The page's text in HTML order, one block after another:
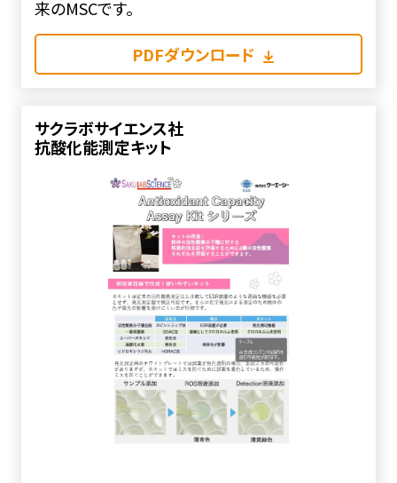
来のMSCです。
PDFダウンロード
サクラボサイエンス社
抗酸化能測定キット